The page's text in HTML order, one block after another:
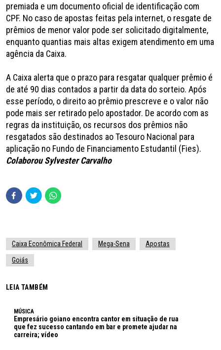
premiada e um documento oficial de identificação com
CPF. No caso de apostas feitas pela internet, o resgate de
prêmios de menor valor pode ser solicitado digitalmente,
enquanto quantias mais altas exigem atendimento em uma
agência da Caixa.
A Caixa alerta que o prazo para resgatar qualquer prêmio é
de até 90 dias contados a partir da data do sorteio. Após
esse período, o direito ao prêmio prescreve e o valor não
pode mais ser retirado pelo apostador. De acordo com as
regras da instituição, os recursos dos prêmios não
resgatados são destinados ao Tesouro Nacional para
aplicação no Fundo de Financiamento Estudantil (Fies).
Colaborou Sylvester Carvalho
Caixa Econômica Federal Mega-Sena Apostas
Goiás
LEIA TAMBÉM
MÚSICA
Empresário goiano encontra cantor em situação de rua
que fez sucesso cantando em bar e promete ajudar na
carreira; vídeo